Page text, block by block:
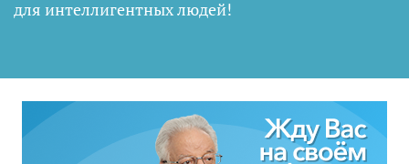
для интеллигентных людей!